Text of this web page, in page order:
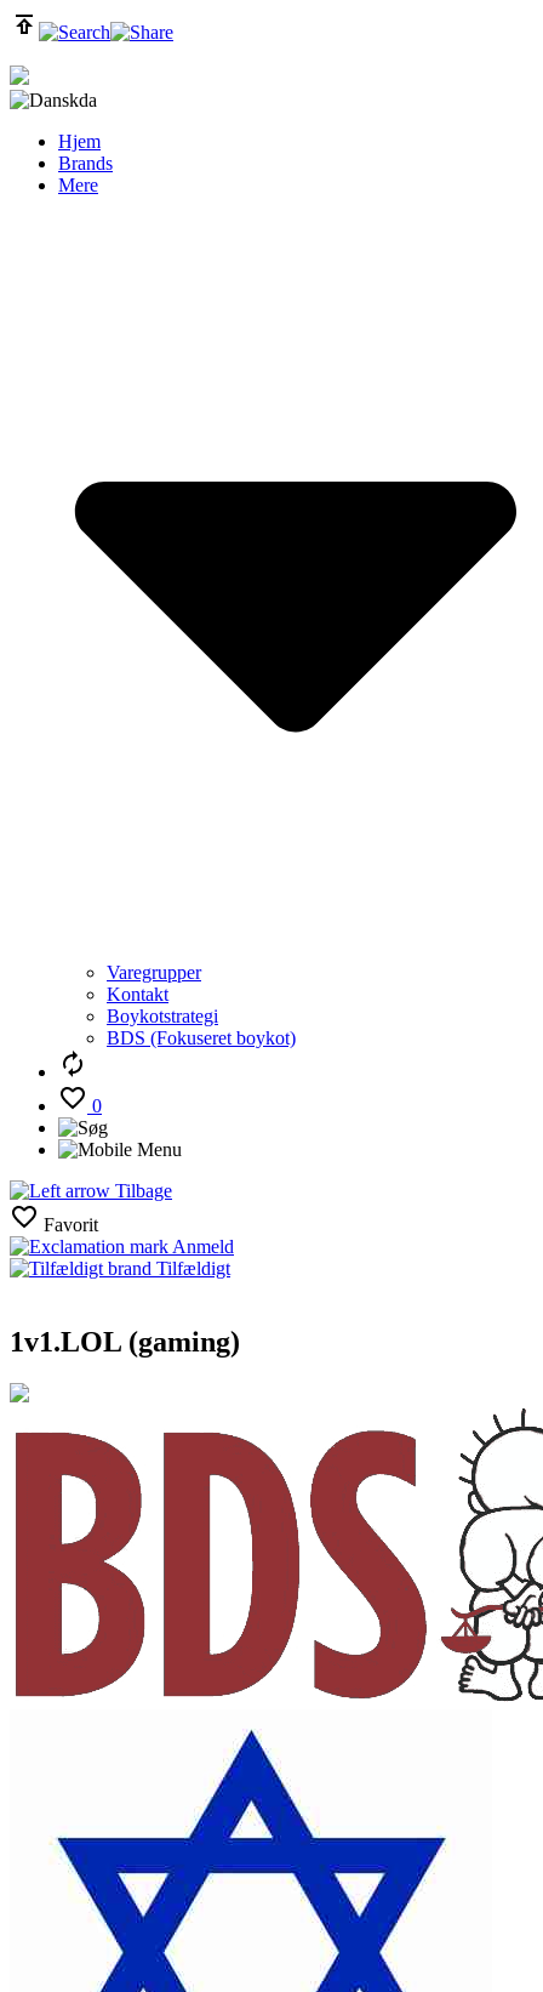
da
Hjem
Brands
Mere
Varegrupper
Kontakt
Boykotstrategi
BDS (Fokuseret boykot)
0
Tilbage
Favorit
Anmeld
Tilfældigt
1v1.LOL (gaming)